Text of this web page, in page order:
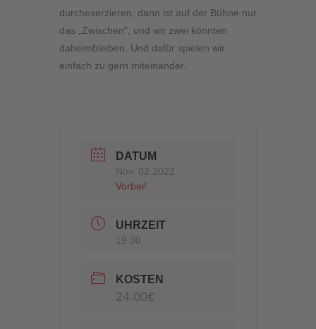
durchexerzieren, dann ist auf der Bühne nur
das „Zwischen“, und wir zwei könnten
daheimbleiben. Und dafür spielen wir
einfach zu gern miteinander.
DATUM
Nov. 02 2022
Vorbei!
UHRZEIT
19:30
KOSTEN
24.00€